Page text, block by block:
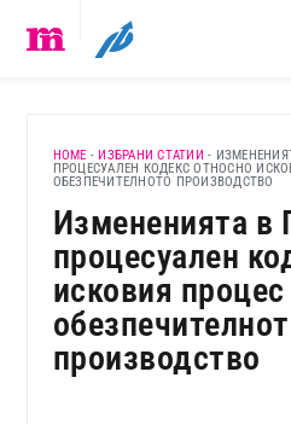
HOME - ИЗБРАНИ СТАТИИ -
ПРОЦЕСУАЛЕН КОДЕКС ОТНОСНО
ОБЕЗПЕЧИТЕЛНОТО ПРОИЗВОДСТВО
Измененията в
процесуален
исковия процес
производство